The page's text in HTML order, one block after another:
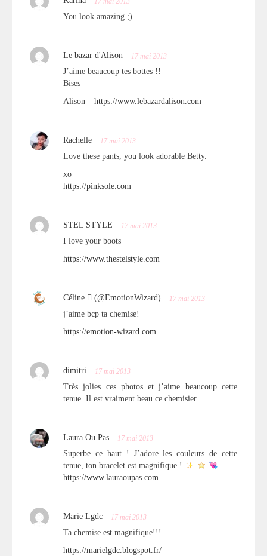
You look amazing ;)
Le bazar d'Alison 17 mai 2013
J’aime beaucoup tes bottes !!
Bises
Alison – https://www.lebazardalison.com
Rachelle 17 mai 2013
Love these pants, you look adorable Betty.
xo
https://pinksole.com
STEL STYLE 17 mai 2013
I love your boots
https://www.thestelstyle.com
Céline  (@EmotionWizard) 17 mai 2013
j’aime bcp ta chemise!
https://emotion-wizard.com
dimitri 17 mai 2013
Très jolies ces photos et j’aime beaucoup cette
tenue. Il est vraiment beau ce chemisier.
Laura Ou Pas 17 mai 2013
Superbe ce haut ! J’adore les couleurs de cette
tenue, ton bracelet est magnifique !
https://www.lauraoupas.com
Marie Lgdc 17 mai 2013
Ta chemise est magnifique!!!
https://marielgdc.blogspot.fr/